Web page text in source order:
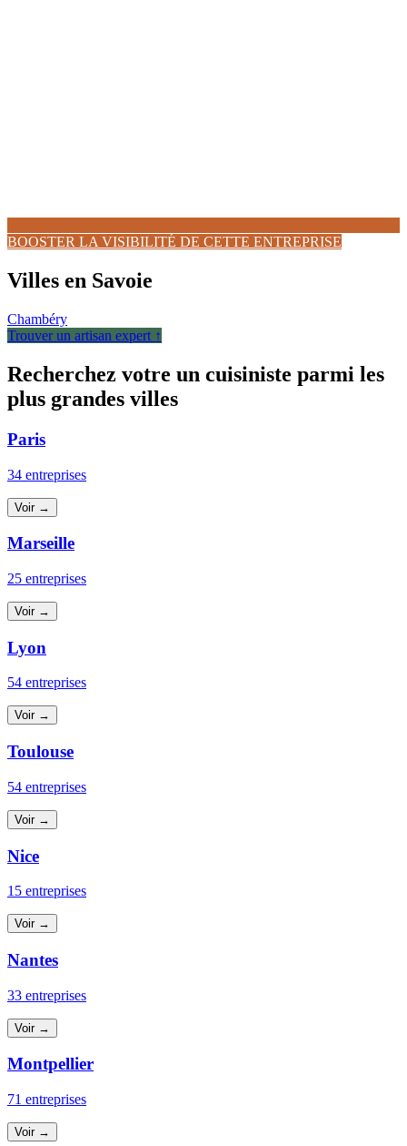
BOOSTER LA VISIBILITÉ DE CETTE ENTREPRISE
Villes en Savoie
Chambéry
Trouver un artisan expert ↑
Recherchez votre un cuisiniste parmi les
plus grandes villes
Paris
34 entreprises
Voir →
Marseille
25 entreprises
Voir →
Lyon
54 entreprises
Voir →
Toulouse
54 entreprises
Voir →
Nice
15 entreprises
Voir →
Nantes
33 entreprises
Voir →
Montpellier
71 entreprises
Voir →